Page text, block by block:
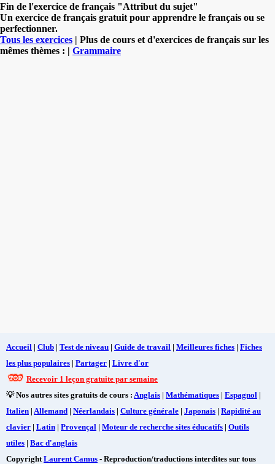
Fin de l'exercice de français "Attribut du sujet"
Un exercice de français gratuit pour apprendre le français ou se
perfectionner.
Tous les exercices | Plus de cours et d'exercices de français sur les
mêmes thèmes : | Grammaire
Accueil | Club | Test de niveau | Guide de travail | Meilleures fiches | Fiches
les plus populaires | Partager | Livre d'or
Recevoir 1 leçon gratuite par semaine
💡 Nos autres sites gratuits de cours : Anglais | Mathématiques | Espagnol |
Italien | Allemand | Néerlandais | Culture générale | Japonais | Rapidité au
clavier | Latin | Provençal | Moteur de recherche sites éducatifs | Outils
utiles | Bac d'anglais
Copyright Laurent Camus - Reproduction/traductions interdites sur tous